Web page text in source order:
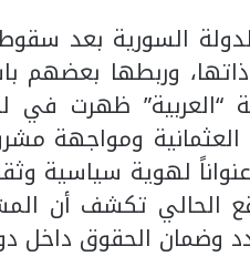
وربطها بعضهم
ظهرت في
ومواجهة
لهوية سياسية
الحالي تكشف أن
وضمان الحقوق داخل